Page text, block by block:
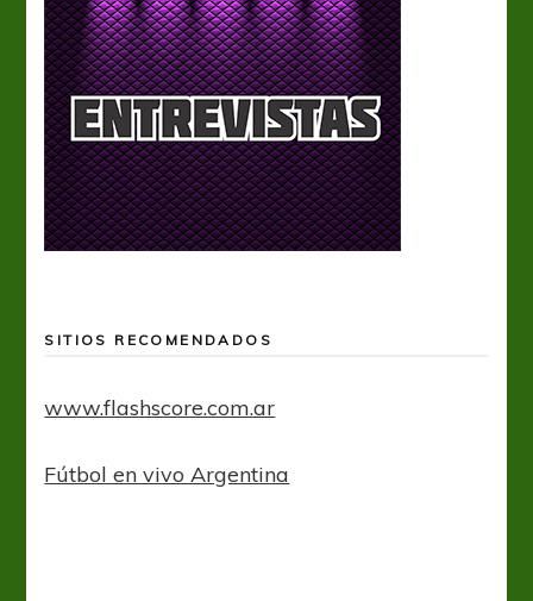
SITIOS RECOMENDADOS
www.flashscore.com.ar
Fútbol en vivo Argentina